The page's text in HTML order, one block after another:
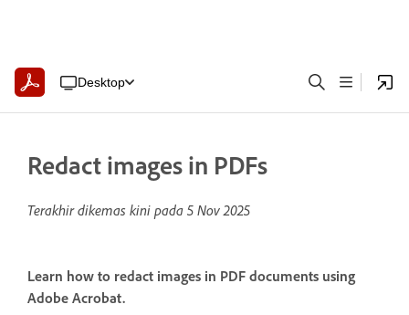
Desktop
Redact images in PDFs
Terakhir dikemas kini pada 5 Nov 2025
Learn how to redact images in PDF documents using
Adobe Acrobat.